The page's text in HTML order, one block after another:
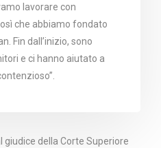
lavorare con
che abbiamo fondato
Fin dall’inizio, sono
e ci hanno aiutato a
giudice della Corte Superiore